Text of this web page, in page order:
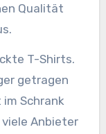
Qualität
T-Shirts.
getragen
Schrank
viele Anbieter